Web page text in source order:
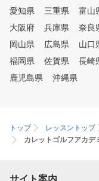
愛知県
三重県 富山
大阪府
兵庫県 奈良
岡山県
広島県 山口
福岡県
佐賀県 長崎
鹿児島県
沖縄県
トップ レッスントップ
カレットゴルフアカデ
サイト案内